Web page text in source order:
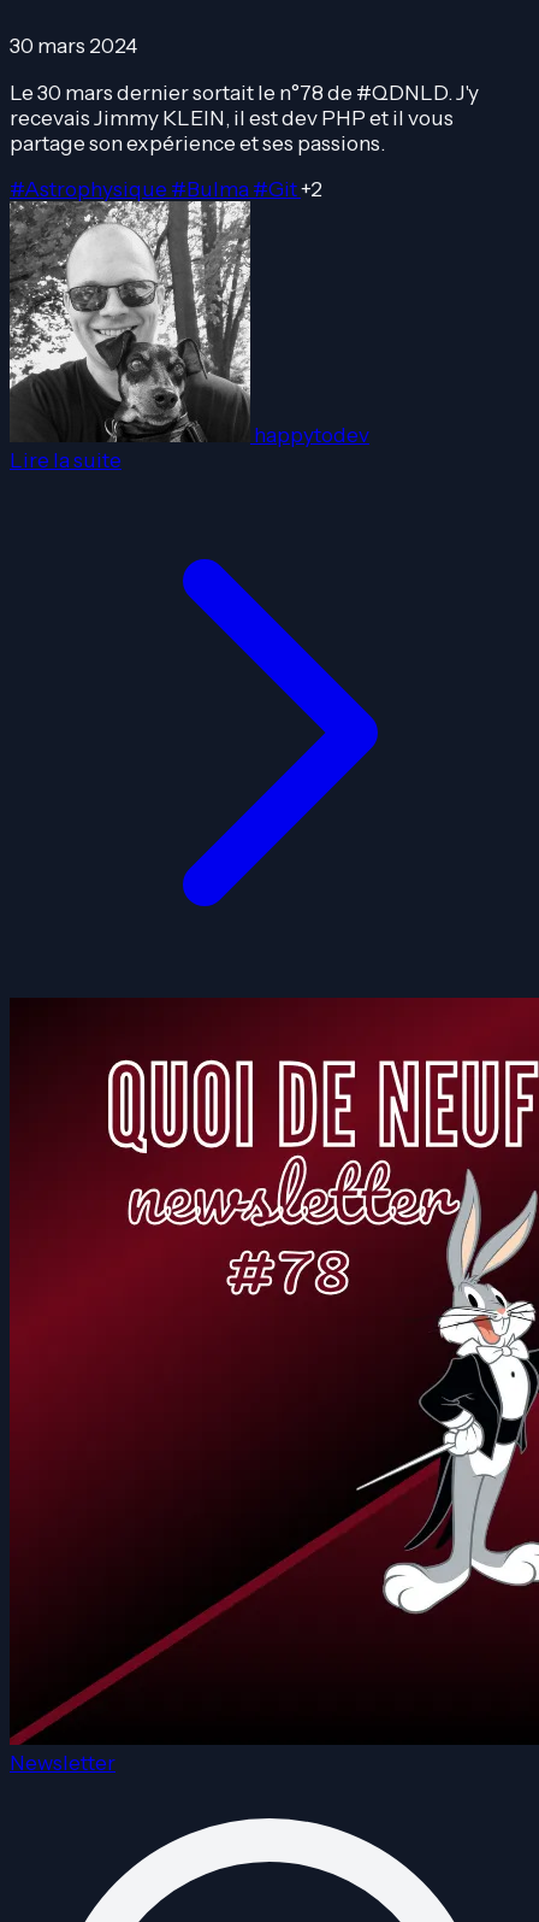
30 mars 2024
Le 30 mars dernier sortait le n°78 de #QDNLD. J'y
recevais Jimmy KLEIN, il est dev PHP et il vous
partage son expérience et ses passions.
#Astrophysique #Bulma #Git+2
happytodev
Lire la suite
Newsletter